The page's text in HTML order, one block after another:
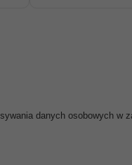
danych osobowych w